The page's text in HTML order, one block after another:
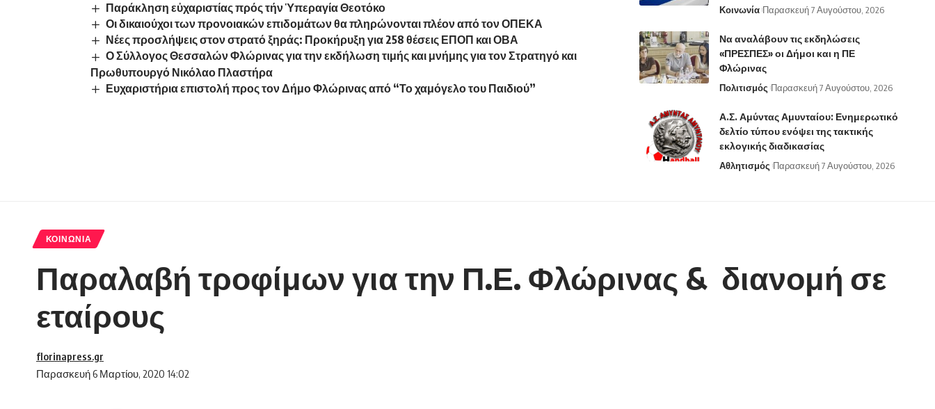
Παράκληση εὐχαριστίας πρός τήν Ὑπεραγία Θεοτόκο
Οι δικαιούχοι των προνοιακών επιδομάτων θα πληρώνονται πλέον από τον ΟΠΕΚΑ
Νέες προσλήψεις στον στρατό ξηράς: Προκήρυξη για 258 θέσεις ΕΠΟΠ και ΟΒΑ
Ο Σύλλογος Θεσσαλών Φλώρινας για την εκδήλωση τιμής και μνήμης για τον Στρατηγό και
Πρωθυπουργό Νικόλαο Πλαστήρα
Ευχαριστήρια επιστολή προς τον Δήμο Φλώρινας από “Το χαμόγελο του Παιδιού”
Κοινωνία Παρασκευή 7 Αυγούστου, 2026
Να αναλάβουν τις εκδηλώσεις
«ΠΡΕΣΠΕΣ» οι Δήμοι και η ΠΕ
Φλώρινας
Πολιτισμός Παρασκευή 7 Αυγούστου, 2026
Α.Σ. Αμύντας Αμυνταίου: Ενημερωτικό
δελτίο τύπου ενόψει της τακτικής
εκλογικής διαδικασίας
Αθλητισμός Παρασκευή 7 Αυγούστου, 2026
ΚΟΙΝΩΝΊΑ
Παραλαβή τροφίμων για την Π.Ε. Φλώρινας & διανομή σε
εταίρους
Παρασκευή 6 Μαρτίου, 2020 14:02
florinapress.gr